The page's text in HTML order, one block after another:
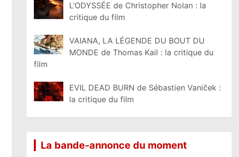
L’ODYSSÉE de Christopher Nolan : la
critique du film
VAIANA, LA LÉGENDE DU BOUT DU
MONDE de Thomas Kail : la critique du
film
EVIL DEAD BURN de Sébastien Vaniček :
la critique du film
La bande-annonce du moment